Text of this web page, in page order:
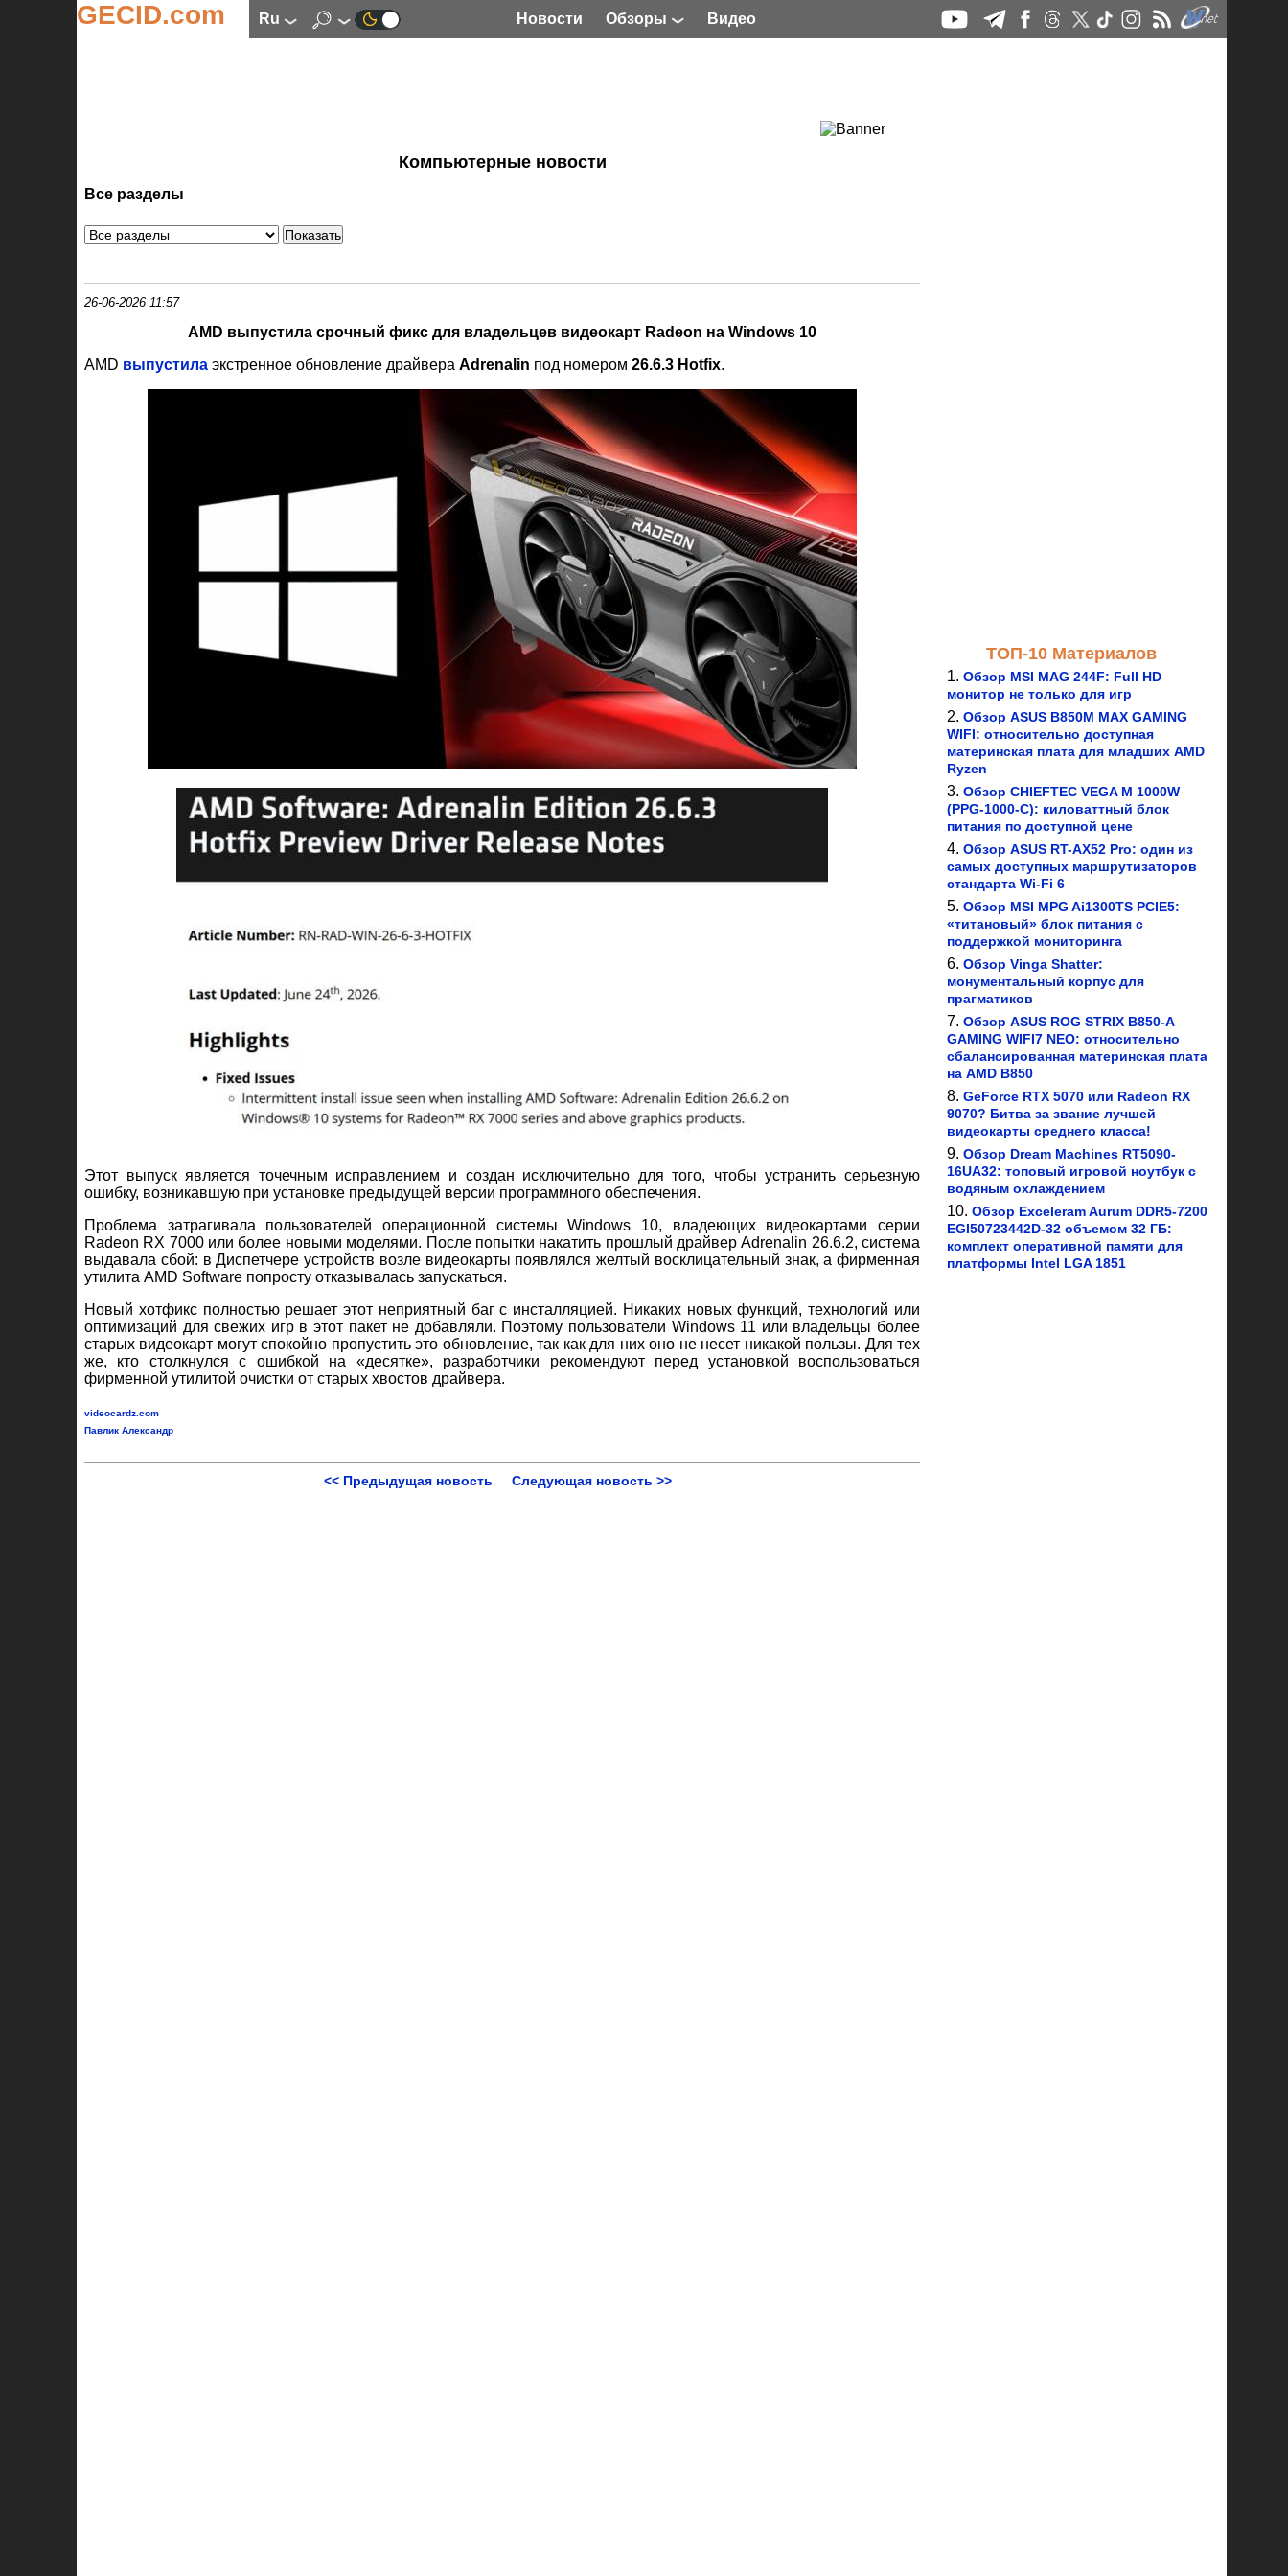
GECID.com ru Новости Обзоры Видео
Компьютерные новости
Все разделы
26-06-2026 11:57
AMD выпустила срочный фикс для владельцев видеокарт Radeon на Windows 10
AMD выпустила экстренное обновление драйвера Adrenalin под номером 26.6.3 Hotfix.
Этот выпуск является точечным исправлением и создан исключительно для того, чтобы устранить серьезную
ошибку, возникавшую при установке предыдущей версии программного обеспечения.
Проблема затрагивала пользователей операционной системы Windows 10, владеющих видеокартами серии
Radeon RX 7000 или более новыми моделями. После попытки накатить прошлый драйвер Adrenalin 26.6.2, система
выдавала сбой: в Диспетчере устройств возле видеокарты появлялся желтый восклицательный знак, а фирменная
утилита AMD Software попросту отказывалась запускаться.
Новый хотфикс полностью решает этот неприятный баг с инсталляцией. Никаких новых функций, технологий или
оптимизаций для свежих игр в этот пакет не добавляли. Поэтому пользователи Windows 11 или владельцы более
старых видеокарт могут спокойно пропустить это обновление, так как для них оно не несет никакой пользы. Для тех
же, кто столкнулся с ошибкой на «десятке», разработчики рекомендуют перед установкой воспользоваться
фирменной утилитой очистки от старых хвостов драйвера.
videocardz.com
Павлик Александр
<< Предыдущая новость Следующая новость >>
ТОП-10 Материалов
Обзор MSI MAG 244F: Full HD
монитор не только для игр
Обзор ASUS B850M MAX GAMING
WIFI: относительно доступная
материнская плата для младших AMD
Ryzen
Обзор CHIEFTEC VEGA M 1000W
(PPG-1000-C): киловаттный блок
питания по доступной цене
Обзор ASUS RT-AX52 Pro: один из
самых доступных маршрутизаторов
стандарта Wi-Fi 6
Обзор MSI MPG Ai1300TS PCIE5:
«титановый» блок питания с
поддержкой мониторинга
Обзор Vinga Shatter:
монументальный корпус для
прагматиков
Обзор ASUS ROG STRIX B850-A
GAMING WIFI7 NEO: относительно
сбалансированная материнская плата
на AMD B850
GeForce RTX 5070 или Radeon RX
9070? Битва за звание лучшей
видеокарты среднего класса!
Обзор Dream Machines RT5090-
16UA32: топовый игровой ноутбук с
водяным охлаждением
Обзор Exceleram Aurum DDR5-7200
EGI50723442D-32 объемом 32 ГБ:
комплект оперативной памяти для
платформы Intel LGA 1851